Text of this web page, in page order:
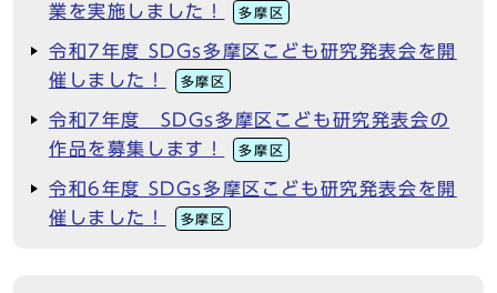
業を実施しました！
多摩区
令和7年度 SDGs多摩区こども研究発表会を開
催しました！
多摩区
令和7年度 SDGs多摩区こども研究発表会の
作品を募集します！
多摩区
令和6年度 SDGs多摩区こども研究発表会を開
催しました！
多摩区